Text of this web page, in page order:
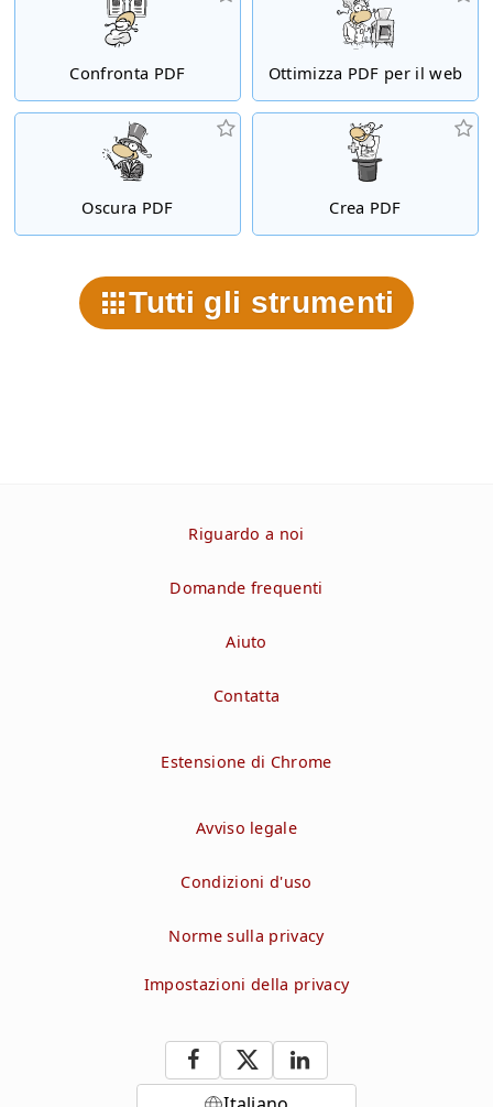
Confronta PDF Ottimizza PDF per il web
Oscura PDF Crea PDF
Tutti gli strumenti
Riguardo a noi
Domande frequenti
Aiuto
Contatta
Estensione di Chrome
Avviso legale
Condizioni d'uso
Norme sulla privacy
Impostazioni della privacy